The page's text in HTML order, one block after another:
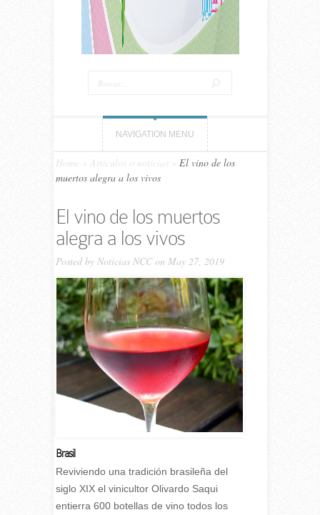
NAVIGATION MENU
Home Artículos o noticias
El vino de los
muertos alegra a los vivos
El vino de los muertos
alegra a los vivos
Posted by Noticias NCCon May 27, 2019
Brasil
Reviviendo una tradición brasileña del
siglo XIX el vinicultor Olivardo Saqui
entierra 600 botellas de vino todos los